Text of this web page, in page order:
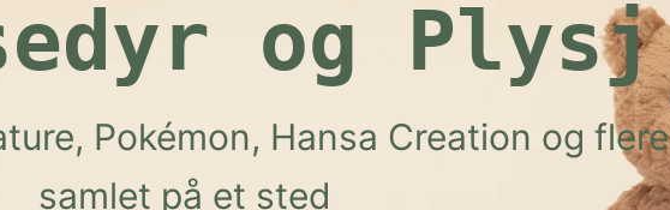
og Plysj
Pokémon, Hansa Creation og flere
samlet på et sted